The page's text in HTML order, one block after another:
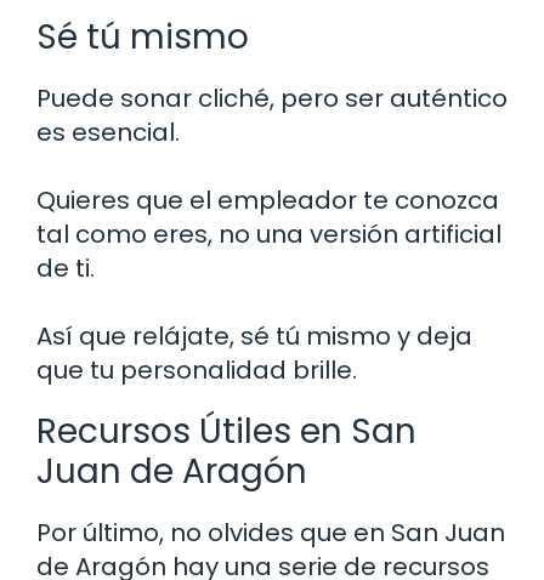
Sé tú mismo
Puede sonar cliché, pero ser auténtico
es esencial.
Quieres que el empleador te conozca
tal como eres, no una versión artificial
de ti.
Así que relájate, sé tú mismo y deja
que tu personalidad brille.
Recursos Útiles en San
Juan de Aragón
Por último, no olvides que en San Juan
de Aragón hay una serie de recursos